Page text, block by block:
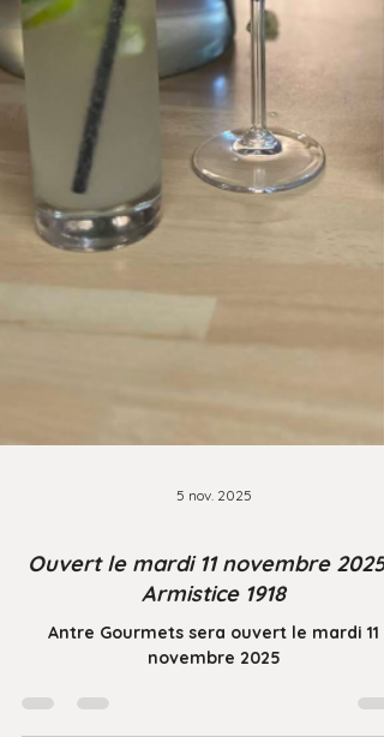
5 nov. 2025
Ouvert le mardi 11 novembre 2025
Armistice 1918
Antre Gourmets sera ouvert le mardi 11